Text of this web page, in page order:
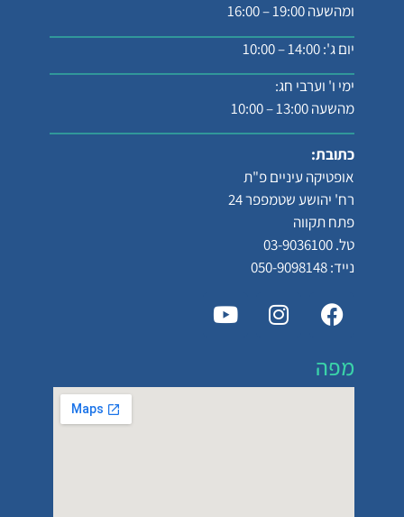
ומהשעה 19:00 – 16:00
יום ג': 14:00 – 10:00
ימי ו' וערבי חג:
מהשעה 13:00 – 10:00
כתובת:
אופטיקה עיניים פ"ת
רח' יהושע שטמפפר 24
פתח תקווה
טל. 03-9036100
נייד: 050-9098148
מפה